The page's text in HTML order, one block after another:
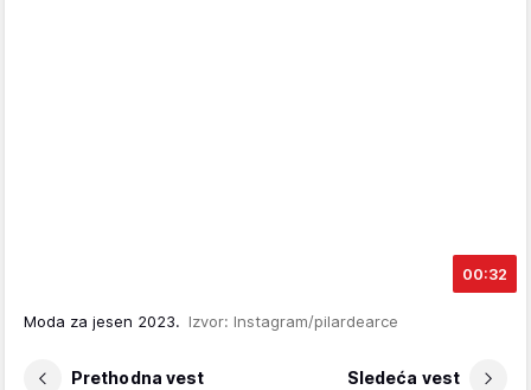
00:32
Moda za jesen 2023. Izvor: Instagram/pilardearce
Prethodna vest Sledeća vest